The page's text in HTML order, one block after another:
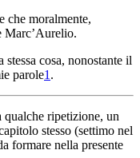
che moralmente,
Marc’Aurelio.
cosa, nonostante il
parole1.
qualche ripetizione, un
stesso (settimo nel
formare nella presente